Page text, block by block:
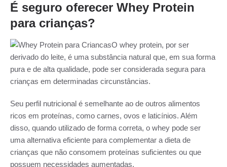
É seguro oferecer Whey Protein
para crianças?
O whey protein, por ser
derivado do leite, é uma substância natural que, em sua forma
pura e de alta qualidade, pode ser considerada segura para
crianças em determinadas circunstâncias.
Seu perfil nutricional é semelhante ao de outros alimentos
ricos em proteínas, como carnes, ovos e laticínios. Além
disso, quando utilizado de forma correta, o whey pode ser
uma alternativa eficiente para complementar a dieta de
crianças que não consomem proteínas suficientes ou que
possuem necessidades aumentadas.